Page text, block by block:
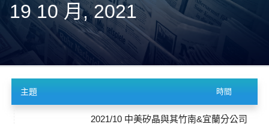
19 10 月, 2021
主題 時間
2021/10 中美矽晶與其竹南&宜蘭分公司